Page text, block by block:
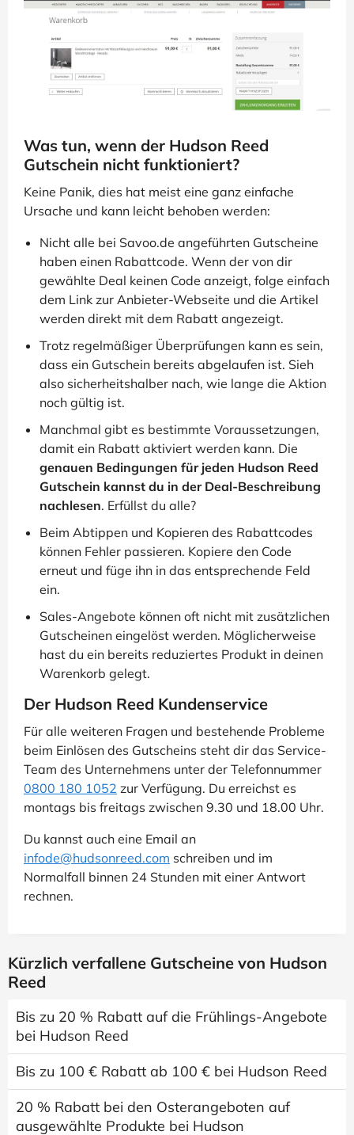
Was tun, wenn der Hudson Reed
Gutschein nicht funktioniert?
Keine Panik, dies hat meist eine ganz einfache
Ursache und kann leicht behoben werden:
Nicht alle bei Savoo.de angeführten Gutscheine
haben einen Rabattcode. Wenn der von dir
gewählte Deal keinen Code anzeigt, folge einfach
dem Link zur Anbieter-Webseite und die Artikel
werden direkt mit dem Rabatt angezeigt.
Trotz regelmäßiger Überprüfungen kann es sein,
dass ein Gutschein bereits abgelaufen ist. Sieh
also sicherheitshalber nach, wie lange die Aktion
noch gültig ist.
Manchmal gibt es bestimmte Voraussetzungen,
damit ein Rabatt aktiviert werden kann. Die
genauen Bedingungen für jeden Hudson Reed
Gutschein kannst du in der Deal-Beschreibung
nachlesen. Erfüllst du alle?
Beim Abtippen und Kopieren des Rabattcodes
können Fehler passieren. Kopiere den Code
erneut und füge ihn in das entsprechende Feld
ein.
Sales-Angebote können oft nicht mit zusätzlichen
Gutscheinen eingelöst werden. Möglicherweise
hast du ein bereits reduziertes Produkt in deinen
Warenkorb gelegt.
Der Hudson Reed Kundenservice
Für alle weiteren Fragen und bestehende Probleme
beim Einlösen des Gutscheins steht dir das Service-
Team des Unternehmens unter der Telefonnummer
0800 180 1052 zur Verfügung. Du erreichst es
montags bis freitags zwischen 9.30 und 18.00 Uhr.
Du kannst auch eine Email an
infode@hudsonreed.com schreiben und im
Normalfall binnen 24 Stunden mit einer Antwort
rechnen.
Kürzlich verfallene Gutscheine von Hudson
Reed
Bis zu 20 % Rabatt auf die Frühlings-Angebote
bei Hudson Reed
Bis zu 100 € Rabatt ab 100 € bei Hudson Reed
20 % Rabatt bei den Osterangeboten auf
ausgewählte Produkte bei Hudson